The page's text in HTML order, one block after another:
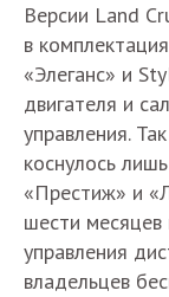
Версии Land
в
«Элеганс» и
двигателя и
управления.
коснулось
«Престиж» и
шести месяцев
управления
владельцев